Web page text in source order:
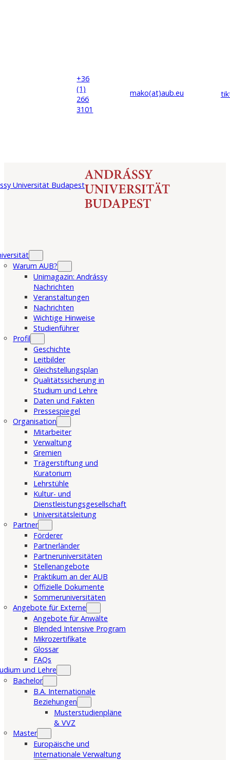
+36
(1)
266
3101
mako(at)aub.eu
Warum AUB?
Unimagazin: Andrássy
Nachrichten
Veranstaltungen
Nachrichten
Wichtige Hinweise
Studienführer
Profil
Geschichte
Leitbilder
Gleichstellungsplan
Qualitätssicherung in
Studium und Lehre
Daten und Fakten
Pressespiegel
Organisation
Mitarbeiter
Verwaltung
Gremien
Trägerstiftung und
Kuratorium
Lehrstühle
Kultur- und
Dienstleistungsgesellschaft
Universitätsleitung
Partner
Förderer
Partnerländer
Partneruniversitäten
Stellenangebote
Praktikum an der AUB
Offizielle Dokumente
Sommeruniversitäten
Angebote für Externe
Angebote für Anwälte
Blended Intensive Program
Mikrozertifikate
Glossar
FAQs
und Lehre
Bachelor
B.A. Internationale
Beziehungen
Musterstudienpläne
& VVZ
Master
Europäische und
Internationale Verwaltung